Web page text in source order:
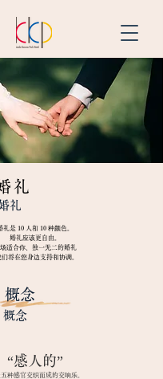
礼
礼
礼是 10 人和 10 种颜色。
婚礼应该更自由。
场适合你、独一无二的婚礼
们将在您身边支持和协调。
​概念
​概念
“感人的”
种感官交织而成的交响乐。